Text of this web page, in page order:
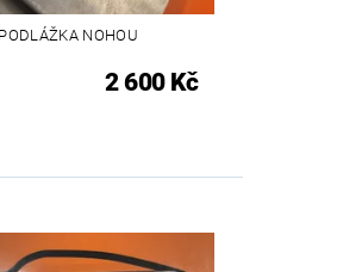
PODLÁŽKA NOHOU
2 600 Kč